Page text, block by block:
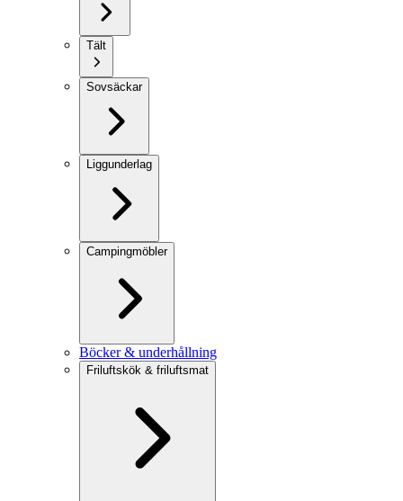
Tält
Sovsäckar
Liggunderlag
Campingmöbler
Böcker & underhållning
Friluftskök & friluftsmat